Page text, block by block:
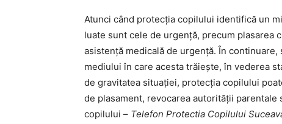
Atunci când protecția copilului identifică un
luate sunt cele de urgență, precum plasarea
asistență medicală de urgență. În
mediului în care acesta trăiește, în vederea
de gravitatea situației, protecția copilului
de plasament, revocarea autorității
copilului – Telefon Protectia Copilului